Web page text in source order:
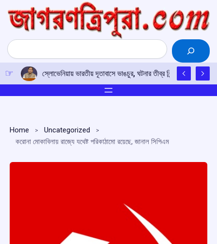
content
Search
স্লোভেনিয়ায় ভারতীয় দূতাবাসে ভাঙচুর, ঘটনার তীব্র নিন্দা নয়াদিল্লির;
Home
Uncategorized
করোনা মোকাবিলায় রাজ্যে যথেষ্ট পরিকাঠামো রয়েছে, জানাল সিপিএম